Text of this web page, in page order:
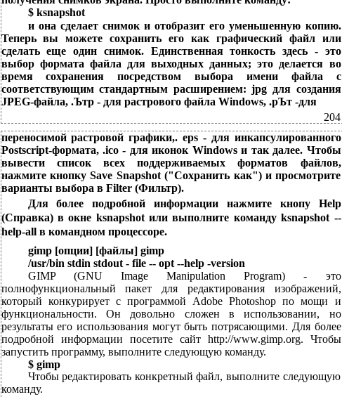
$ ksnapshot
и она сделает снимок и отобразит его уменьшенную копию.
Теперь вы можете сохранить его как графический файл или
сделать еще один снимок. Единственная тонкость здесь - это
выбор формата файла для выходных данных; это делается во
время сохранения посредством выбора имени файла с
соответствующим стандартным расширением: jpg для создания
JPEG-файла, .Ътр - для растрового файла Windows, .рЪт -для
204
переносимой растровой графики,. eps - для инкапсулированного
Postscript-формата, .ico - для иконок Windows и так далее. Чтобы
вывести список всех поддерживаемых форматов файлов,
нажмите кнопку Save Snapshot ("Сохранить как") и просмотрите
варианты выбора в Filter (Фильтр).
Для более подробной информации нажмите кнопу Help
(Справка) в окне ksnapshot или выполните команду ksnapshot --
help-all в командном процессоре.
gimp [опции] [файлы] gimp
/usr/bin stdin stdout - file -- opt --help -version
GIMP (GNU Image Manipulation Program) - это
полнофункциональный пакет для редактирования изображений,
который конкурирует с программой Adobe Photoshop по мощи и
функциональности. Он довольно сложен в использовании, но
результаты его использования могут быть потрясающими. Для более
подробной информации посетите сайт http://www.gimp.org. Чтобы
запустить программу, выполните следующую команду.
$ gimp
Чтобы редактировать конкретный файл, выполните следующую
команду.